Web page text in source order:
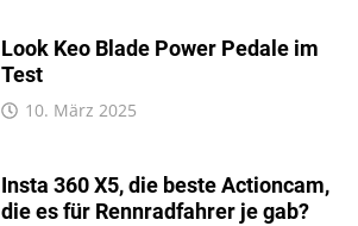
Look Keo Blade Power Pedale im
Test
10. März 2025
Insta 360 X5, die beste Actioncam,
die es für Rennradfahrer je gab?